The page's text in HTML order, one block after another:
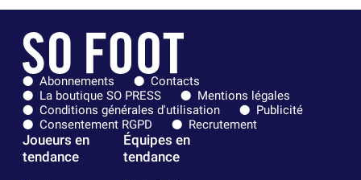
Abonnements
Contacts
La boutique SO PRESS
Mentions légales
Conditions générales d'utilisation
Publicité
Consentement RGPD
Recrutement
Joueurs en
tendance
Équipes en
tendance